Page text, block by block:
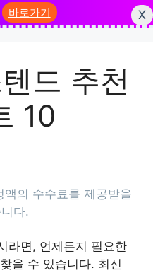
바로가기
X
드 추천
10
라면, 언제든지 필요한
을 수 있습니다. 최신